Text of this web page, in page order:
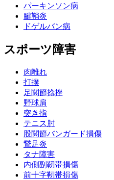
パーキンソン病
腱鞘炎
ドゲルバン病
スポーツ障害
肉離れ
打撲
足関節捻挫
野球肩
突き指
テニス肘
股関節バンガード損傷
鵞足炎
タナ障害
内側副靭帯損傷
前十字靭帯損傷